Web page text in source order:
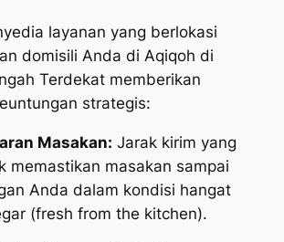
layanan yang berlokasi
domisili Anda di Aqiqoh di
Terdekat memberikan
strategis:
Masakan: Jarak kirim yang
memastikan masakan sampai
Anda dalam kondisi hangat
(fresh from the kitchen).